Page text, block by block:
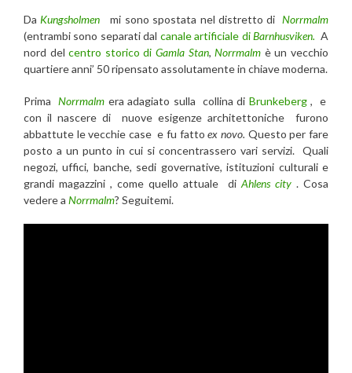
Da Kungsholmen mi sono spostata nel distretto diNorrmalm
(entrambi sono separati dal canale artificiale diBarnhusviken.A
nord delcentro storico diGamla Stan,Norrmalm è un vecchio
quartiere anni’ 50 ripensato assolutamente in chiave moderna.
Prima Norrmalm era adagiato sulla collina di Brunkeberg, e
con il nascere di nuove esigenze architettoniche furono
abbattute le vecchie case e fu fattoex novo. Questo per fare
posto a un punto in cui si concentrassero vari servizi. Quali
negozi, uffici, banche, sedi governative, istituzioni culturali e
grandi magazzini , come quello attuale di Ahlens city . Cosa
vedere a Norrmalm? Seguitemi.